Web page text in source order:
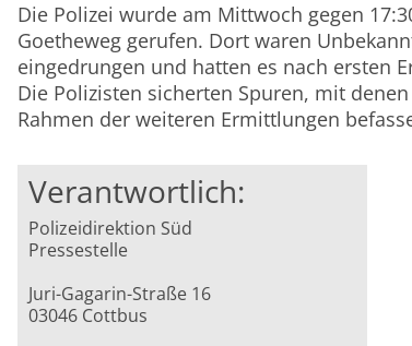
Die Polizei wurde am Mittwoch gegen
Goetheweg gerufen. Dort waren
eingedrungen und hatten es nach ersten
Die Polizisten sicherten Spuren, mit
Rahmen der weiteren Ermittlungen
Verantwortlich:
Polizeidirektion Süd
Pressestelle
Juri-Gagarin-Straße 16
03046 Cottbus